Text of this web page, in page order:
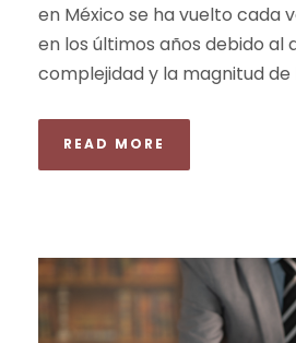
en México se ha vuelto cada
en los últimos años debido al
complejidad y la magnitud de
READ MORE